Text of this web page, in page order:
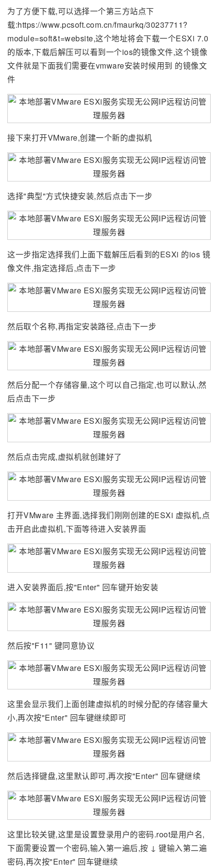
为了方便下载,可以选择一个第三方站点下
载:https://www.pcsoft.com.cn/fmaurkq/30237711?
module=soft&t=website,这个地址将会下载一个ESXi 7.0
的版本,下载后解压可以看到一个ios的镜像文件,这个镜像
文件就是下面我们需要在vmware安装时候用到 的镜像文
件
接下来打开VMware,创建一个新的虚拟机
选择"典型"方式快捷安装,然后点击下一步
这一步指定选择我们上面下载解压后看到的ESXi 的ios 镜
像文件,指定选择后,点击下一步
然后取个名称,再指定安装路径,点击下一步
然后分配一个存储容量,这个可以自己指定,也可以默认,然
后点击下一步
然后点击完成,虚拟机就创建好了
打开VMware 主界面,选择我们刚刚创建的ESXi 虚拟机,点
击开启此虚拟机,下面等待进入安装界面
进入安装界面后,按"Enter" 回车键开始安装
然后按"F11" 键同意协议
这里会显示我们上面创建虚拟机的时候分配的存储容量大
小,再次按"Enter" 回车键继续即可
然后选择键盘,这里默认即可,再次按"Enter" 回车键继续
这里比较关键,这里是设置登录用户的密码.root是用户名,
下面需要设置一个密码,输入第一遍后,按 ↓ 键输入第二遍
密码,再次按"Enter" 回车键继续